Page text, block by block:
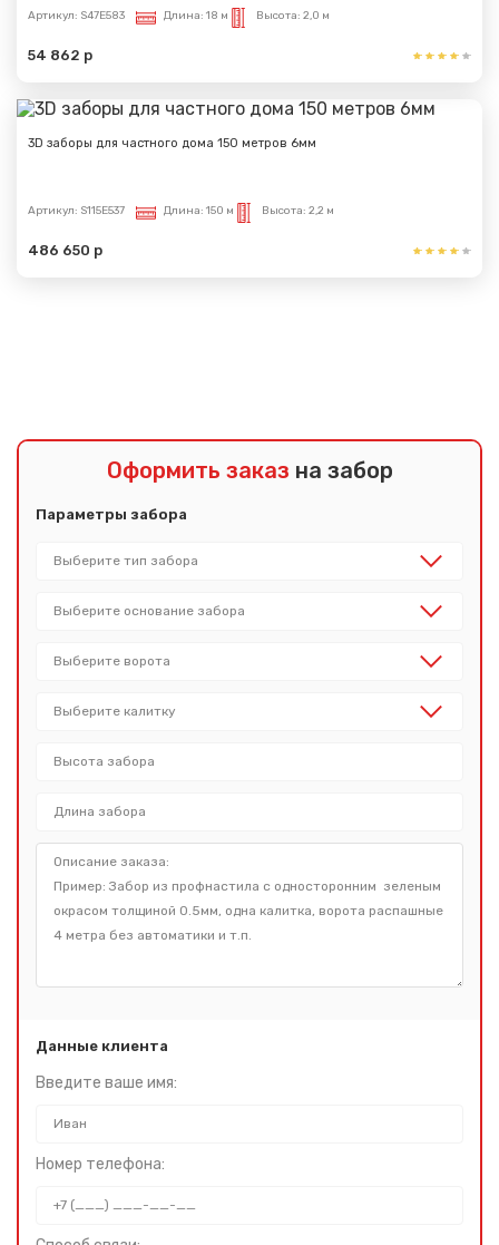
Артикул: S47E583 Длина: 18 м Высота: 2,0 м
54 862 р
3D заборы для частного дома 150 метров 6мм
Артикул: S115E537 Длина: 150 м Высота: 2,2 м
486 650 р
Оформить заказ на забор
Параметры забора
Данные клиента
Введите ваше имя:
Номер телефона: